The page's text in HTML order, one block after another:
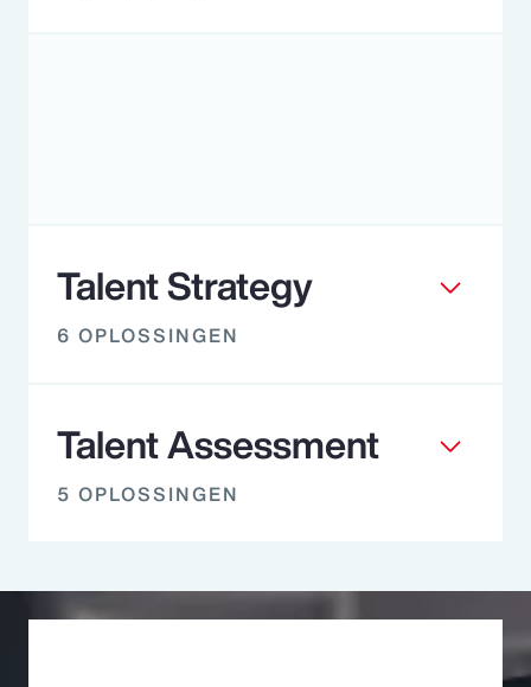
Talent Strategy
6 OPLOSSINGEN
Talent Assessment
5 OPLOSSINGEN